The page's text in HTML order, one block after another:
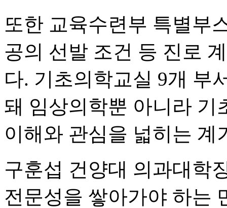
또한 교육수련부 특별부
공의 선발 조건 등 진로
다. 기초의학교실 9개 부
돼 임상의학뿐 아니라 기
이해와 관심을 넓히는 계
구훈섭 건양대 의과대학
전문성을 쌓아가야 하는